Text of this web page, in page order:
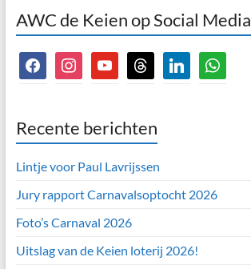
AWC de Keien op Social Media
facebookinstagramyoutubethreads linkedinwhatsapp
Recente berichten
Lintje voor Paul Lavrijssen
Jury rapport Carnavalsoptocht 2026
Foto’s Carnaval 2026
Uitslag van de Keien loterij 2026!